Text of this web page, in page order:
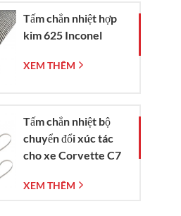
Tấm chắn nhiệt hợp
kim 625 Inconel
XEM THÊM
Tấm chắn nhiệt bộ
chuyển đổi xúc tác
cho xe Corvette C7
XEM THÊM